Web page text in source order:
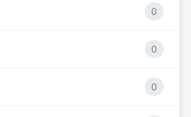
0
0
0